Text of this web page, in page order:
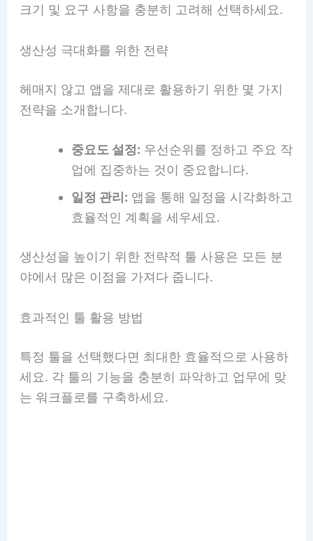
크기 및 요구 사항을 충분히 고려해 선택하세요.
생산성 극대화를 위한 전략
헤매지 않고 앱을 제대로 활용하기 위한 몇 가지
전략을 소개합니다.
중요도 설정: 우선순위를 정하고 주요 작
업에 집중하는 것이 중요합니다.
일정 관리: 앱을 통해 일정을 시각화하고
효율적인 계획을 세우세요.
생산성을 높이기 위한 전략적 툴 사용은 모든 분
야에서 많은 이점을 가져다 줍니다.
효과적인 툴 활용 방법
특정 툴을 선택했다면 최대한 효율적으로 사용하
세요. 각 툴의 기능을 충분히 파악하고 업무에 맞
는 워크플로를 구축하세요.